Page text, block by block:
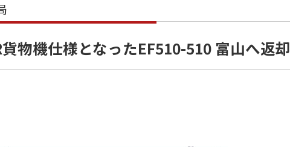
貨物機仕様となったEF510-510 富山へ返却